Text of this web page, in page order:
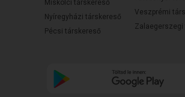
Miskolci társkereső
Nyíregyházi társkereső
Pécsi társkereső
Veszprémi
Zalaegerszegi